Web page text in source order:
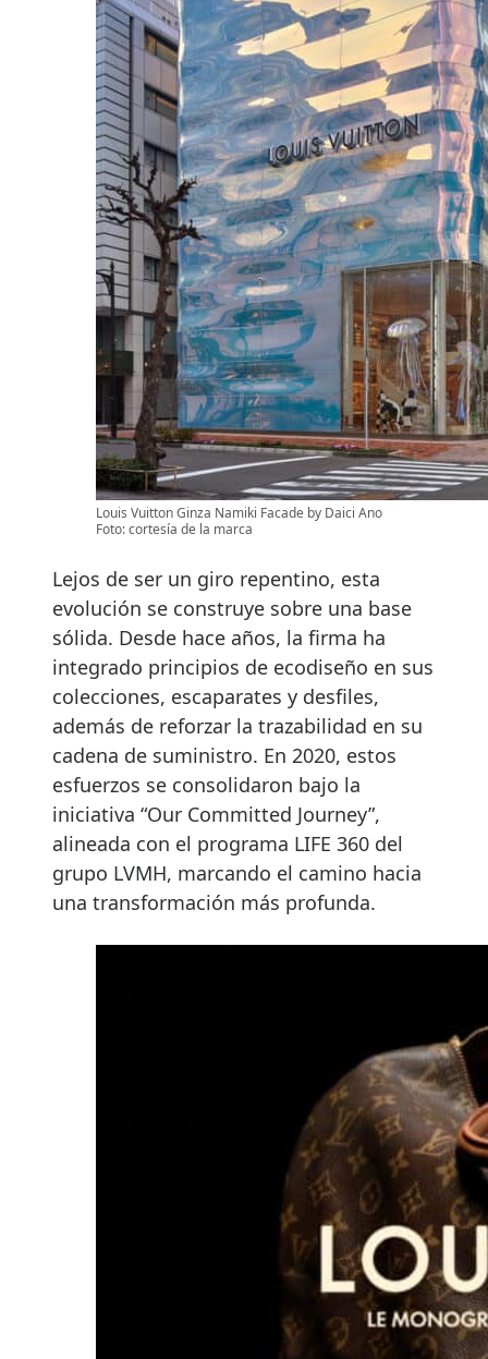
Louis Vuitton Ginza Namiki Facade by Daici Ano
Foto: cortesía de la marca
Lejos de ser un giro repentino, esta
evolución se construye sobre una base
sólida. Desde hace años, la firma ha
integrado principios de ecodiseño en sus
colecciones, escaparates y desfiles,
además de reforzar la trazabilidad en su
cadena de suministro. En 2020, estos
esfuerzos se consolidaron bajo la
iniciativa “Our Committed Journey”,
alineada con el programa LIFE 360 del
grupo LVMH, marcando el camino hacia
una transformación más profunda.